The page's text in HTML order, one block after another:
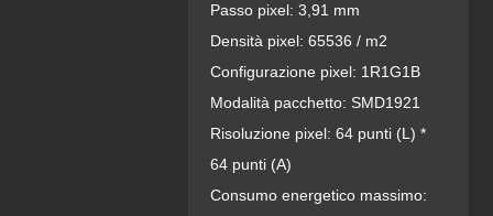
Passo pixel: 3,91 mm
Densità pixel: 65536 / m2
Configurazione pixel: 1R1G1B
Modalità pacchetto: SMD1921
Risoluzione pixel: 64 punti (L) *
64 punti (A)
Consumo energetico massimo: